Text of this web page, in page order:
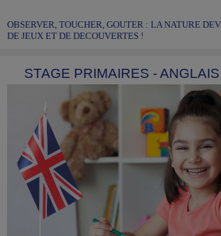
OBSERVER, TOUCHER, GOUTER : LA NATURE
DE JEUX ET DE DECOUVERTES !
STAGE PRIMAIRES -